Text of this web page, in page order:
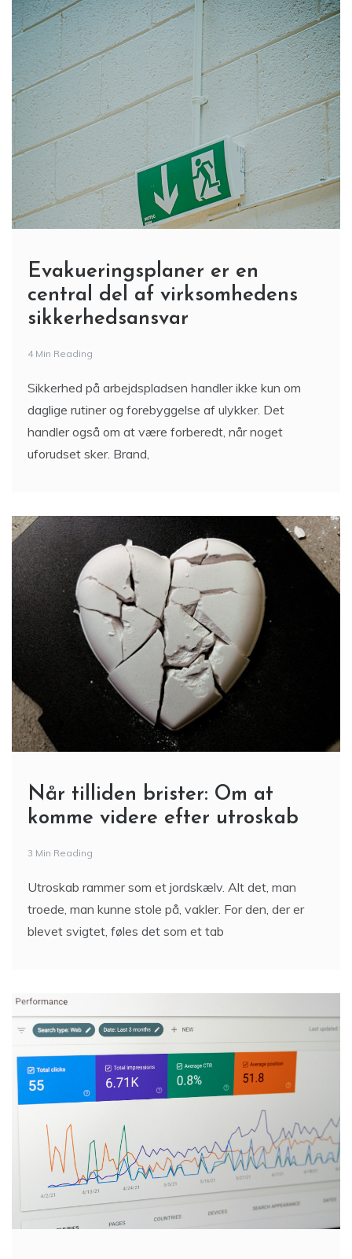
Evakueringsplaner er en
central del af virksomhedens
sikkerhedsansvar
4 Min Reading
Sikkerhed på arbejdspladsen handler ikke kun om
daglige rutiner og forebyggelse af ulykker. Det
handler også om at være forberedt, når noget
uforudset sker. Brand,
Når tilliden brister: Om at
komme videre efter utroskab
3 Min Reading
Utroskab rammer som et jordskælv. Alt det, man
troede, man kunne stole på, vakler. For den, der er
blevet svigtet, føles det som et tab